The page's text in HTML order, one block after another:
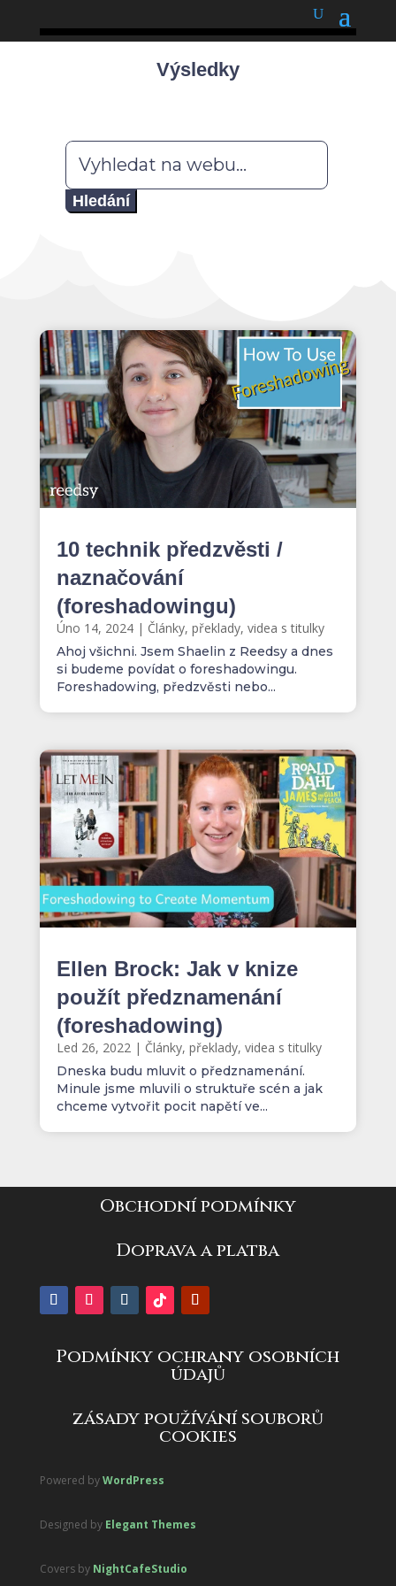
Výsledky
Hledat:
10 technik předzvěsti /
naznačování
(foreshadowingu)
Úno 14, 2024| Články, překlady, videa s titulky
Ahoj všichni. Jsem Shaelin z Reedsy a dnes
si budeme povídat o foreshadowingu.
Foreshadowing, předzvěsti nebo...
Ellen Brock: Jak v knize
použít předznamenání
(foreshadowing)
Led 26, 2022| Články, překlady, videa s titulky
Dneska budu mluvit o předznamenání.
Minule jsme mluvili o struktuře scén a jak
chceme vytvořit pocit napětí ve...
Obchodní podmínky
Doprava a platba
Podmínky ochrany osobních
údajů
zásady používání souborů
cookies
Powered byWordPress
Designed by Elegant Themes
Covers by NightCafeStudio